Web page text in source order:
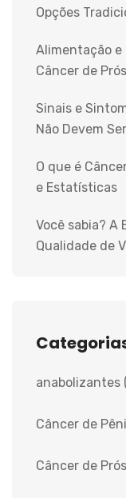
Opções
Alimentação e
Câncer de
Sinais e
Não Devem
O que é
e Estatísticas
Você sabia? A
Qualidade de
anabolizantes
Câncer de
Câncer de